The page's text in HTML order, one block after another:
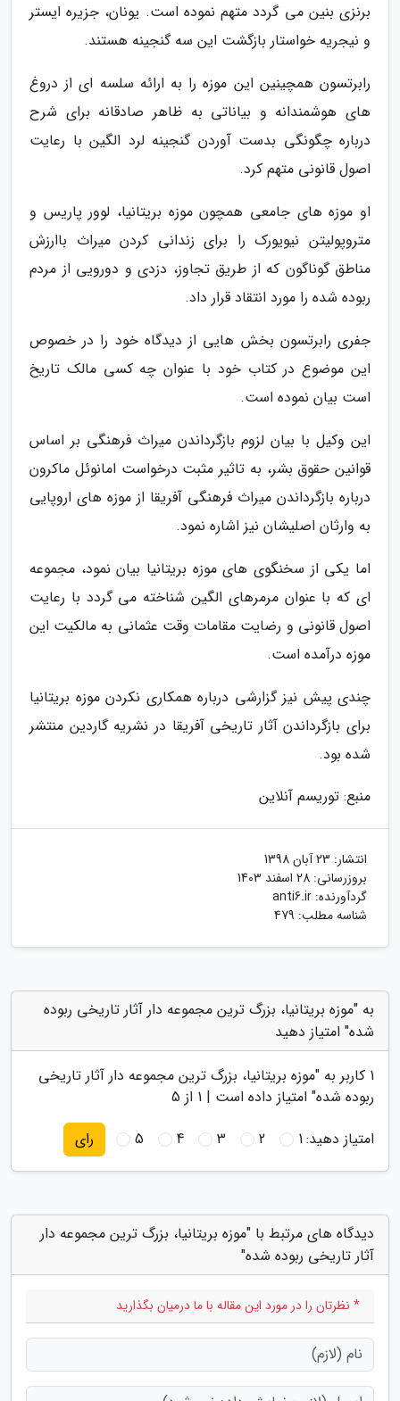
برنزی بنین می گردد متهم نموده است. یونان، جزیره ایستر
و نیجریه خواستار بازگشت این سه گنجینه هستند.
رابرتسون همچینین این موزه را به ارائه سلسه ای از دروغ
های هوشمندانه و بیاناتی به ظاهر صادقانه برای شرح
درباره چگونگی بدست آوردن گنجینه لرد الگین با رعایت
اصول قانونی متهم کرد.
او موزه های جامعی همچون موزه بریتانیا، لوور پاریس و
متروپولیتن نیویورک را برای زندانی کردن میراث باارزش
مناطق گوناگون که از طریق تجاوز، دزدی و دورویی از مردم
ربوده شده را مورد انتقاد قرار داد.
جفری رابرتسون بخش هایی از دیدگاه خود را در خصوص
این موضوع در کتاب خود با عنوان چه کسی مالک تاریخ
است بیان نموده است.
این وکیل با بیان لزوم بازگرداندن میراث فرهنگی بر اساس
قوانین حقوق بشر، به تاثیر مثبت درخواست امانوئل ماکرون
درباره بازگرداندن میراث فرهنگی آفریقا از موزه های اروپایی
به وارثان اصلیشان نیز اشاره نمود.
اما یکی از سخنگوی های موزه بریتانیا بیان نمود، مجموعه
ای که با عنوان مرمرهای الگین شناخته می گردد با رعایت
اصول قانونی و رضایت مقامات وقت عثمانی به مالکیت این
موزه درآمده است.
چندی پیش نیز گزارشی درباره همکاری نکردن موزه بریتانیا
برای بازگرداندن آثار تاریخی آفریقا در نشریه گاردین منتشر
شده بود.
منبع: توریسم آنلاین
انتشار: 23 آبان 1398
بروزرسانی: 28 اسفند 1403
گردآورنده: anti6.ir
شناسه مطلب: 479
به "موزه بریتانیا، بزرگ ترین مجموعه دار آثار تاریخی ربوده
شده" امتیاز دهید
1 کاربر به "موزه بریتانیا، بزرگ ترین مجموعه دار آثار تاریخی
ربوده شده" امتیاز داده است | 1 از 5
امتیاز دهید:1
2
3
4
5 رای
دیدگاه های مرتبط با "موزه بریتانیا، بزرگ ترین مجموعه دار
آثار تاریخی ربوده شده"
* نظرتان را در مورد این مقاله با ما درمیان بگذارید